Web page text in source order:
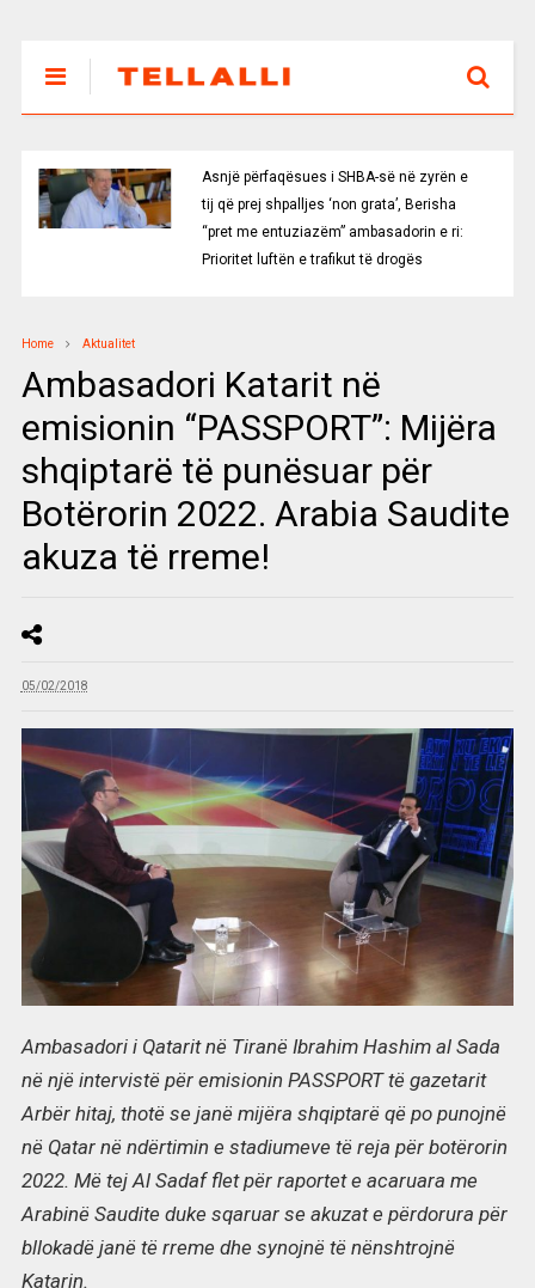
Asnjë përfaqësues i SHBA-së në zyrën e
tij që prej shpalljes ‘non grata’, Berisha
“pret me entuziazëm” ambasadorin e ri:
Prioritet luftën e trafikut të drogës
Home Aktualitet
Ambasadori Katarit në
emisionin “PASSPORT”: Mijëra
shqiptarë të punësuar për
Botërorin 2022. Arabia Saudite
akuza të rreme!
05/02/2018
Ambasadori i Qatarit në Tiranë Ibrahim Hashim al Sada
në një intervistë për emisionin PASSPORT të gazetarit
Arbër hitaj, thotë se janë mijëra shqiptarë që po punojnë
në Qatar në ndërtimin e stadiumeve të reja për botërorin
2022. Më tej Al Sadaf flet për raportet e acaruara me
Arabinë Saudite duke sqaruar se akuzat e përdorura për
bllokadë janë të rreme dhe synojnë të nënshtrojnë
Katarin.